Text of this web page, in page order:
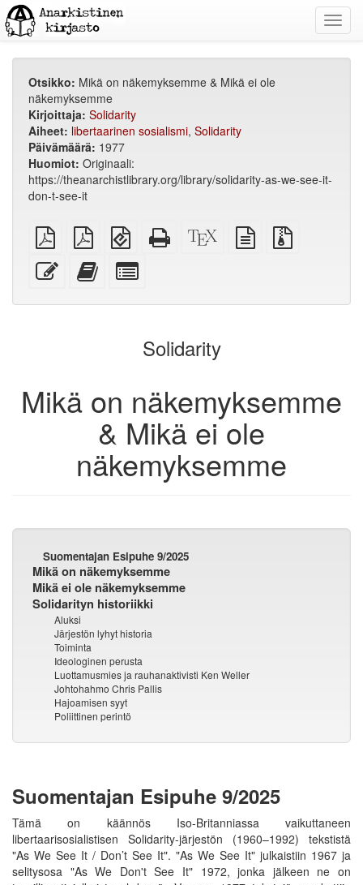
Otsikko: Mikä on näkemyksemme & Mikä ei ole
näkemyksemme
Kirjoittaja: Solidarity
Aiheet: libertaarinen sosialismi, Solidarity
Päivämäärä: 1977
Huomiot: Originaali:
https://theanarchistlibrary.org/library/solidarity-as-we-see-it-
don-t-see-it
tavallinen
PDF
A4
tulostusvalmis
PDF
EPUB
(mobiililaitteille)
Pelkkä
HTML
XeLaTex
lähdetiedosto
perusteksti
Muokkaa
tätä
Lisää
kirjantekijään
for
bookbuilder
Solidarity
Mikä on näkemyksemme
& Mikä ei ole
näkemyksemme
Suomentajan Esipuhe 9/2025
Mikä on näkemyksemme
Mikä ei ole näkemyksemme
Solidarityn historiikki
Aluksi
Järjestön lyhyt historia
Toiminta
Ideologinen perusta
Luottamusmies ja rauhanaktivisti Ken Weller
Johtohahmo Chris Pallis
Hajoamisen syyt
Poliittinen perintö
Suomentajan Esipuhe 9/2025
Tämä on käännös Iso-Britanniassa vaikuttaneen
libertaarisosialistisen Solidarity-järjestön (1960–1992) tekstistä
"As We See It / Don’t See It". "As We See It" julkaistiin 1967 ja
selitysosa "As We Don't See It" 1972, jonka jälkeen ne on